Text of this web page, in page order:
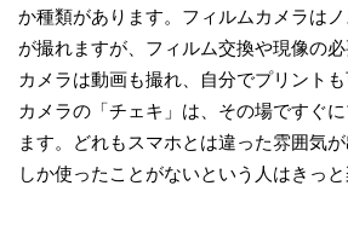
か種類があります。フィルムカメラは
が撮れますが、フィルム交換や現像の
カメラは動画も撮れ、自分でプリント
カメラの「チェキ」は、その場ですぐ
ます。どれもスマホとは違った雰囲気
しか使ったことがないという人はきっと